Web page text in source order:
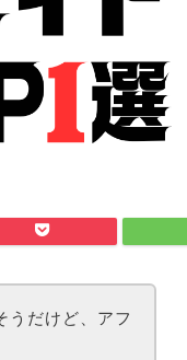
うだけど、アフ